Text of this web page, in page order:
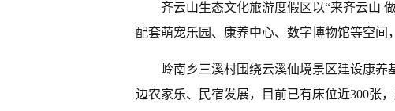
齐云山生态文化旅游度假区以“来齐云山
配套萌宠乐园、康养中心、数字博物馆等空间
岭南乡三溪村围绕云溪仙境景区建设康养
边农家乐、民宿发展，目前已有床位近300张，